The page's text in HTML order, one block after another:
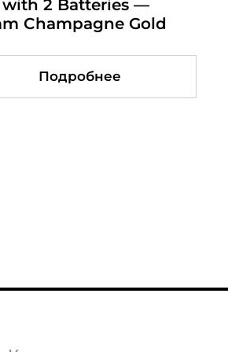
2 Batteries —
Champagne Gold
Подробнее
Подробнее
Makeup
— 2.5mm —Ruby
Подробнее